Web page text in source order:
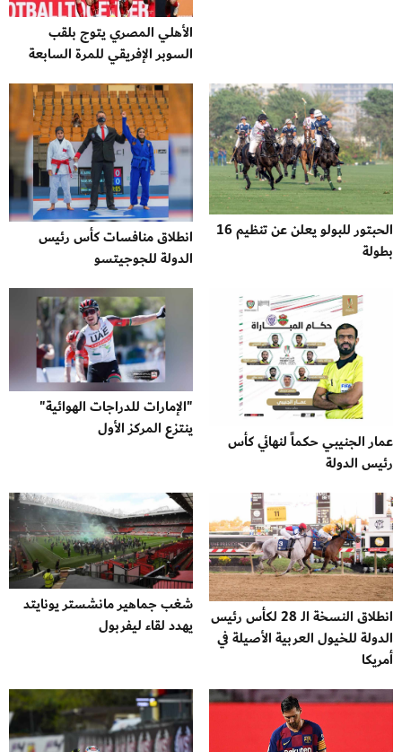
الأهلي المصري يتوج بلقب
السوبر الإفريقي للمرة السابعة
الحبتور للبولو يعلن عن تنظيم 16
بطولة
انطلاق منافسات كأس رئيس
الدولة للجوجيتسو
عمار الجنيبي حكماً لنهائي كأس
رئيس الدولة
"الإمارات للدراجات الهوائية"
ينتزع المركز الأول
انطلاق النسخة الـ 28 لكأس رئيس
الدولة للخيول العربية الأصيلة في
أمريكا
شغب جماهير مانشستر يونايتد
يهدد لقاء ليفربول